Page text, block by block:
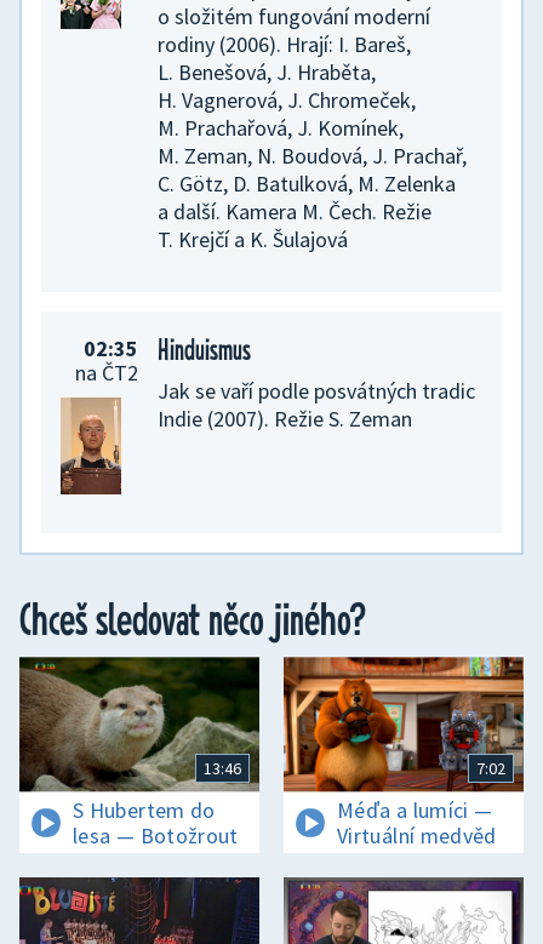
fantazii, do barevného světa, kde
se učí hrou
06:25 Anna a kamarádi
Na den králem
Vstupte do pestrého a veselého
06:35 Tlapková patrola
Tlapky zachraňují sněžného vlka
/ Tlapky zachraňují zbloudilého
cestovatele
Odvážné tlapky už se ženou do
o složitém fungování moderní
rodiny (2006). Hrají: I. Bareš,
L. Benešová, J. Hraběta,
H. Vagnerová, J. Chromeček,
M. Prachařová, J. Komínek,
M. Zeman, N. Boudová, J. Prachař,
C. Götz, D. Batulková, M. Zelenka
a další. Kamera M. Čech. Režie
T. Krejčí a K. Šulajová
02:35
na ČT2
Hinduismus
Jak se vaří podle posvátných tradic
Indie (2007). Režie S. Zeman
Chceš sledovat něco jiného?
13:46
S Hubertem do
lesa — Botožrout
7:02
Méďa a lumíci —
Virtuální medvěd